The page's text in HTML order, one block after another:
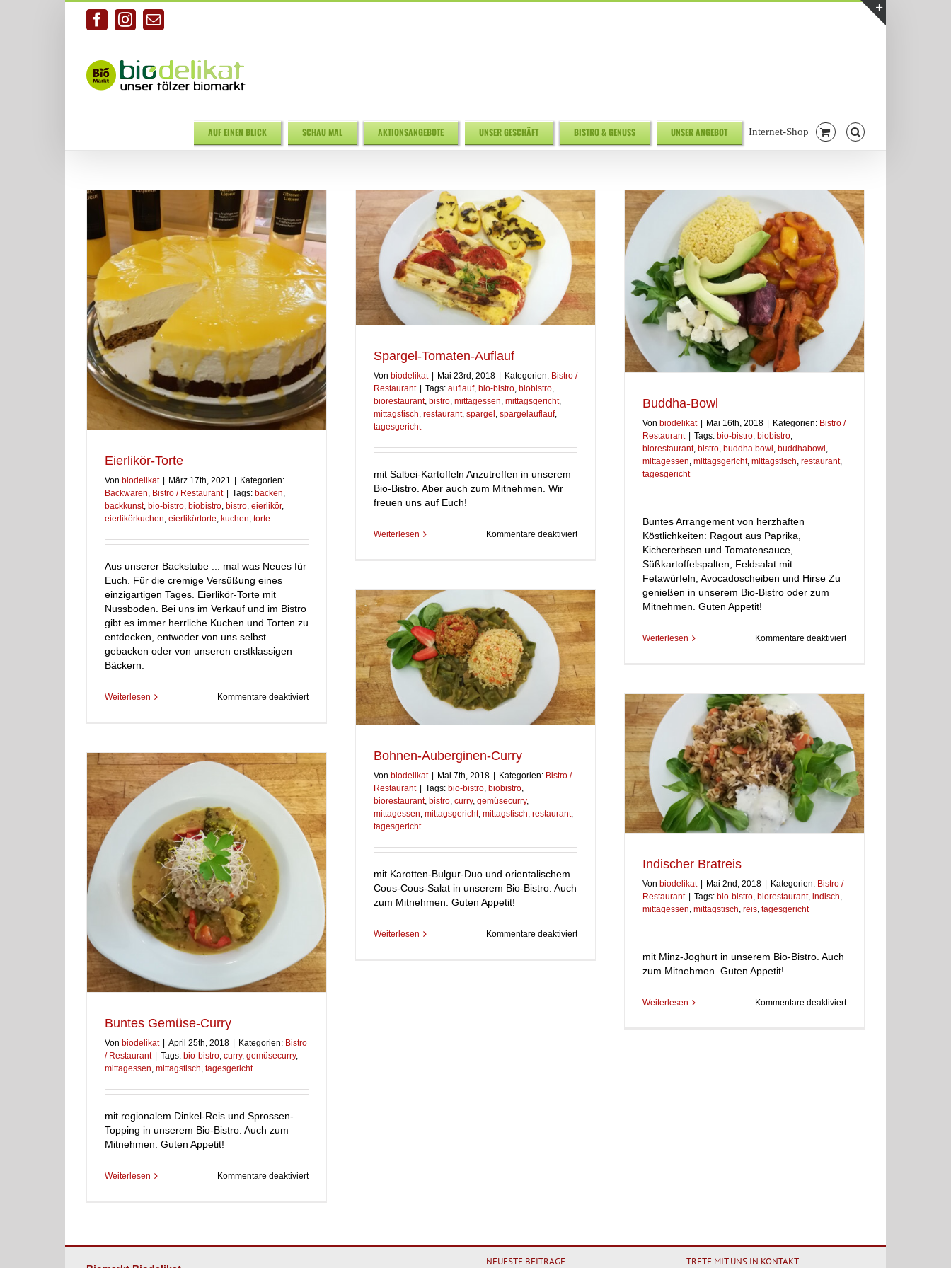
Facebook
Instagram
E-
Mail
AUF EINEN BLICK SCHAU MAL AKTIONSANGEBOTE UNSER GESCHÄFT BISTRO & GENUSS UNSER ANGEBOT Internet-Shop
Eierlikör-Torte
Von biodelikat | März 17th, 2021 | Kategorien:
Backwaren Bistro / Restaurant | Tags: backen
backkunst, bio-bistro biobistro bistro eierlikör,
eierlikörkuchen eierlikörtorte kuchen torte
Aus unserer Backstube ... mal was Neues für
Euch. Für die cremige Versüßung eines
einzigartigen Tages. Eierlikör-Torte mit
Nussboden. Bei uns im Verkauf und im Bistro
gibt es immer herrliche Kuchen und Torten zu
entdecken, entweder von uns selbst
gebacken oder von unseren erstklassigen
Bäckern.
Weiterlesen Kommentare deaktiviertfür
Bistro / Restaurant
Spargel-Tomaten-Auflauf
Von biodelikat | Mai 23rd, 2018 | Kategorien: Bistro /
Restaurant | Tags: auflauf, bio-bistro biobistro
biorestaurant, bistro mittagessen mittagsgericht,
mittagstisch restaurant, spargel spargelauflauf,
tagesgericht
mit Salbei-Kartoffeln Anzutreffen in unserem
Bio-Bistro. Aber auch zum Mitnehmen. Wir
freuen uns auf Euch!
Weiterlesen Kommentare deaktiviertfür
Bistro / Restaurant
Buddha-Bowl
Von biodelikat Mai 16th, 2018 Kategorien: Bistro /
Restaurant
Tags: bio-bistro, biobistro,
biorestaurant, bistro, buddha bowl , buddhabowl ,
mittagessen, mittagsgericht, mittagstisch, restaurant,
tagesgericht
Buntes Arrangement von herzhaften
Köstlichkeiten: Ragout aus Paprika,
Kichererbsen und Tomatensauce,
Süßkartoffelspalten, Feldsalat mit
Fetawürfeln, Avocadoscheiben und Hirse Zu
genießen in unserem Bio-Bistro oder zum
Mitnehmen. Guten Appetit!
Weiterlesen Kommentare deaktiviertfür
Bohnen-Auberginen-Curry
Von biodelikat | Mai 7th, 2018 | Kategorien: Bistro /
Restaurant | Tags: bio-bistro biobistro
biorestaurant, bistro curry, gemüsecurry,
mittagessen mittagsgericht, mittagstisch restaurant,
tagesgericht
mit Karotten-Bulgur-Duo und orientalischem
Cous-Cous-Salat in unserem Bio-Bistro. Auch
zum Mitnehmen. Guten Appetit!
Weiterlesen Kommentare deaktiviertfür
Bistro / Restaurant
Indischer Bratreis
Von biodelikat | Mai 2nd, 2018 | Kategorien: Bistro /
Restaurant | Tags: bio-bistro biorestaurant, indisch
mittagessen mittagstisch reis tagesgericht
mit Minz-Joghurt in unserem Bio-Bistro. Auch
zum Mitnehmen. Guten Appetit!
Weiterlesen Kommentare deaktiviertfür
Buntes Gemüse-Curry
Von biodelikat | April 25th, 2018 | Kategorien: Bistro
/ Restaurant | Tags: bio-bistro curry, gemüsecurry,
mittagessen mittagstisch tagesgericht
mit regionalem Dinkel-Reis und Sprossen-
Topping in unserem Bio-Bistro. Auch zum
Mitnehmen. Guten Appetit!
Weiterlesen Kommentare deaktiviertfür
NEUESTE BEITRÄGE TRETE MIT UNS IN KONTAKT